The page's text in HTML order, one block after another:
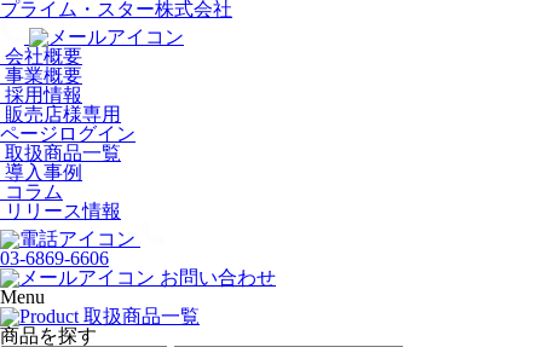
プライム・スター株式会社
会社概要
事業概要
採用情報
販売店様専用
ページログイン
取扱商品一覧
導入事例
コラム
リリース情報
03-6869-6606
お問い合わせ
Menu
商品を探す